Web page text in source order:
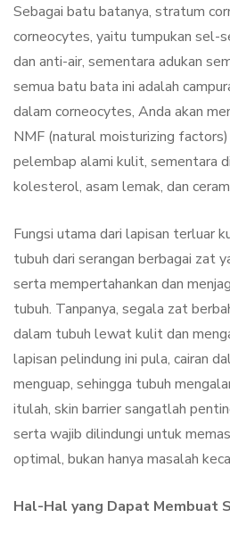
Sebagai batu batanya, stratum
corneocytes, yaitu tumpukan sel-
dan anti-air, sementara adukan
semua batu bata ini adalah
dalam corneocytes, Anda akan
NMF (natural moisturizing factors)
pelembap alami kulit, sementara
kolesterol, asam lemak, dan
Fungsi utama dari lapisan terluar
tubuh dari serangan berbagai zat
serta mempertahankan dan
tubuh. Tanpanya, segala zat
dalam tubuh lewat kulit dan
lapisan pelindung ini pula, cairan
menguap, sehingga tubuh
itulah, skin barrier sangatlah
serta wajib dilindungi untuk
optimal, bukan hanya masalah
Hal-Hal yang Dapat Membuat